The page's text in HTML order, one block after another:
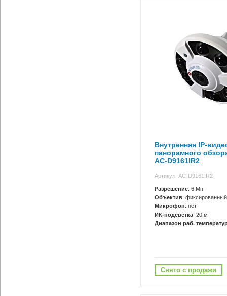
Внутренняя IP-
панорамного
AC-D9161IR2
Артикул: AC-D9161IR2
Разрешение: 6 Мп
Объектив: фиксированный
Микрофон: нет
ИК-подсветка: 20 м
Диапазон раб.
Снято с продажи